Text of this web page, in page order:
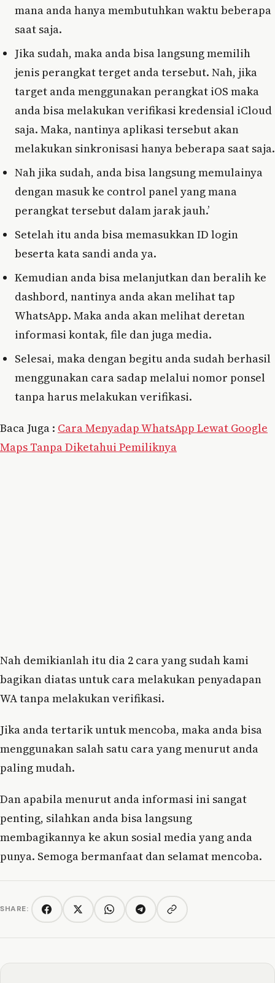
mana anda hanya membutuhkan waktu beberapa
saat saja.
Jika sudah, maka anda bisa langsung memilih
jenis perangkat terget anda tersebut. Nah, jika
target anda menggunakan perangkat iOS maka
anda bisa melakukan verifikasi kredensial iCloud
saja. Maka, nantinya aplikasi tersebut akan
melakukan sinkronisasi hanya beberapa saat saja.
Nah jika sudah, anda bisa langsung memulainya
dengan masuk ke control panel yang mana
perangkat tersebut dalam jarak jauh.’
Setelah itu anda bisa memasukkan ID login
beserta kata sandi anda ya.
Kemudian anda bisa melanjutkan dan beralih ke
dashbord, nantinya anda akan melihat tap
WhatsApp. Maka anda akan melihat deretan
informasi kontak, file dan juga media.
Selesai, maka dengan begitu anda sudah berhasil
menggunakan cara sadap melalui nomor ponsel
tanpa harus melakukan verifikasi.
Baca Juga : Cara Menyadap WhatsApp Lewat Google
Maps Tanpa Diketahui Pemiliknya
Nah demikianlah itu dia 2 cara yang sudah kami
bagikan diatas untuk cara melakukan penyadapan
WA tanpa melakukan verifikasi.
Jika anda tertarik untuk mencoba, maka anda bisa
menggunakan salah satu cara yang menurut anda
paling mudah.
Dan apabila menurut anda informasi ini sangat
penting, silahkan anda bisa langsung
membagikannya ke akun sosial media yang anda
punya. Semoga bermanfaat dan selamat mencoba.
SHARE: FacebookTwitter/XWhatsAppTelegramCopy link